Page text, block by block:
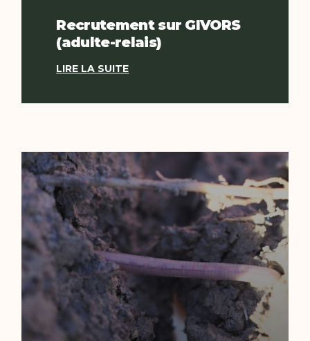
Recrutement sur GIVORS
(adulte-relais)
LIRE LA SUITE